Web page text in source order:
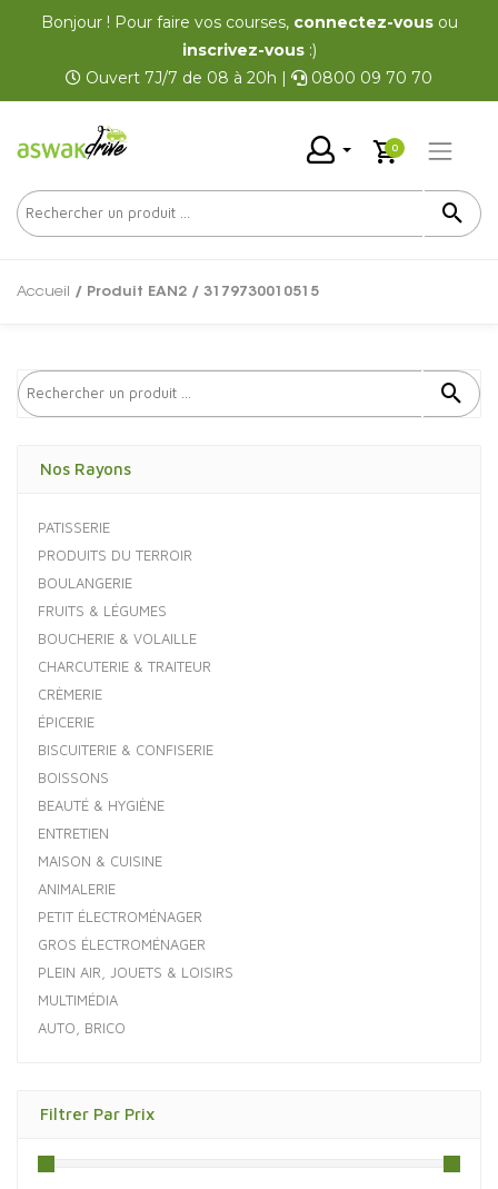
Bonjour ! Pour faire vos courses, connectez-vousou
inscrivez-vous:)
Ouvert 7J/7 de 08 à 20h |
0800 09 70 70
0
Accueil / Produit EAN2 / 3179730010515
Nos Rayons
PATISSERIE
PRODUITS DU TERROIR
BOULANGERIE
FRUITS & LÉGUMES
BOUCHERIE & VOLAILLE
CHARCUTERIE & TRAITEUR
CRÈMERIE
ÉPICERIE
BISCUITERIE & CONFISERIE
BOISSONS
BEAUTÉ & HYGIÈNE
ENTRETIEN
MAISON & CUISINE
ANIMALERIE
PETIT ÉLECTROMÉNAGER
GROS ÉLECTROMÉNAGER
PLEIN AIR, JOUETS & LOISIRS
MULTIMÉDIA
AUTO, BRICO
Filtrer Par Prix